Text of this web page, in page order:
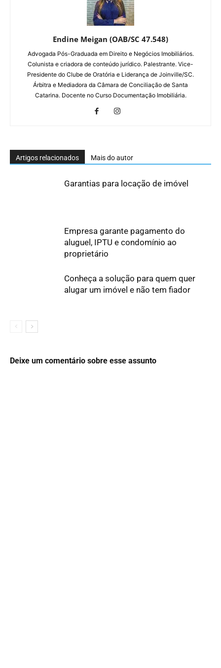
Endine Meigan (OAB/SC 47.548)
Advogada Pós-Graduada em Direito e Negócios Imobiliários.
Colunista e criadora de conteúdo jurídico. Palestrante. Vice-
Presidente do Clube de Oratória e Liderança de Joinville/SC.
Árbitra e Mediadora da Câmara de Conciliação de Santa
Catarina. Docente no Curso Documentação Imobiliária.
Artigos relacionados Mais do autor
Garantias para locação de imóvel
Empresa garante pagamento do
aluguel, IPTU e condomínio ao
proprietário
Conheça a solução para quem quer
alugar um imóvel e não tem fiador
Deixe um comentário sobre esse assunto